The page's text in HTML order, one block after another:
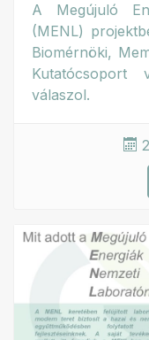
A Megújuló
(MENL)
Biomérnöki,
Kutatócsoport
válaszol.